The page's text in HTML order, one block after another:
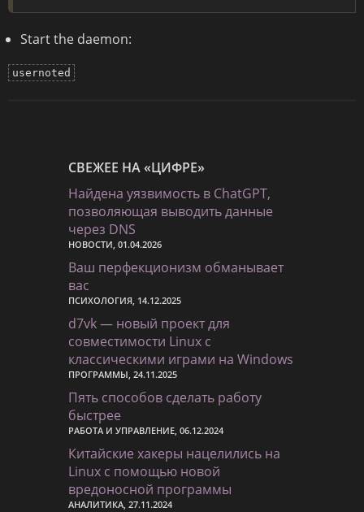
Start the daemon:
usernoted
СВЕЖЕЕ НА «ЦИФРЕ»
Найдена уязвимость в ChatGPT,
позволяющая выводить данные
через DNS
НОВОСТИ, 01.04.2026
Ваш перфекционизм обманывает
вас
ПСИХОЛОГИЯ, 14.12.2025
d7vk — новый проект для
совместимости Linux с
классическими играми на Windows
ПРОГРАММЫ, 24.11.2025
Пять способов сделать работу
быстрее
РАБОТА И УПРАВЛЕНИЕ, 06.12.2024
Китайские хакеры нацелились на
Linux с помощью новой
вредоносной программы
АНАЛИТИКА, 27.11.2024